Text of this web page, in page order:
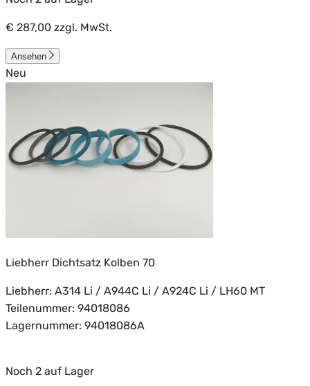
€ 287,00zzgl. MwSt.
Ansehen
Neu
Liebherr Dichtsatz Kolben 70
Liebherr: A314 Li / A944C Li / A924C Li / LH60 MT
Teilenummer: 94018086
Lagernummer: 94018086A
Noch 2 auf Lager